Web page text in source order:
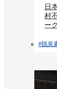
日
村
ー
#脱炭